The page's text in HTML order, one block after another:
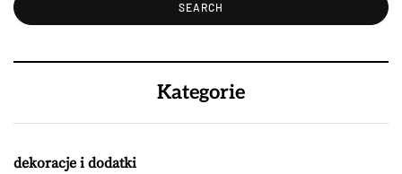
Kategorie
dekoracje i dodatki